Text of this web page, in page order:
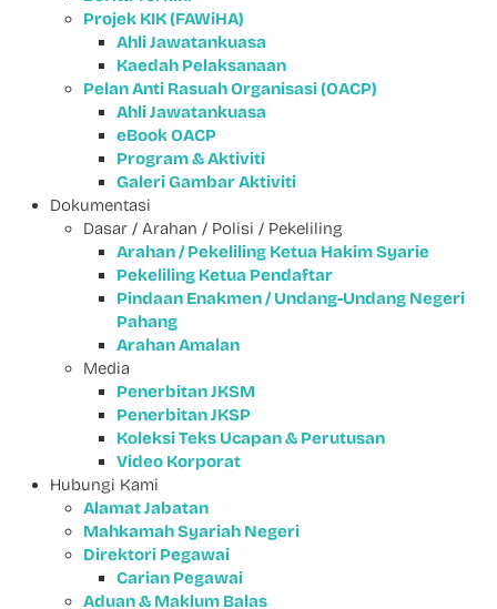
Projek KIK (FAWiHA)
Ahli Jawatankuasa
Kaedah Pelaksanaan
Pelan Anti Rasuah Organisasi (OACP)
Ahli Jawatankuasa
eBook OACP
Program & Aktiviti
Galeri Gambar Aktiviti
Dokumentasi
Dasar / Arahan / Polisi / Pekeliling
Arahan / Pekeliling Ketua Hakim Syarie
Pekeliling Ketua Pendaftar
Pindaan Enakmen / Undang-Undang Negeri
Pahang
Arahan Amalan
Media
Penerbitan JKSM
Penerbitan JKSP
Koleksi Teks Ucapan & Perutusan
Video Korporat
Hubungi Kami
Alamat Jabatan
Mahkamah Syariah Negeri
Direktori Pegawai
Carian Pegawai
Aduan & Maklum Balas